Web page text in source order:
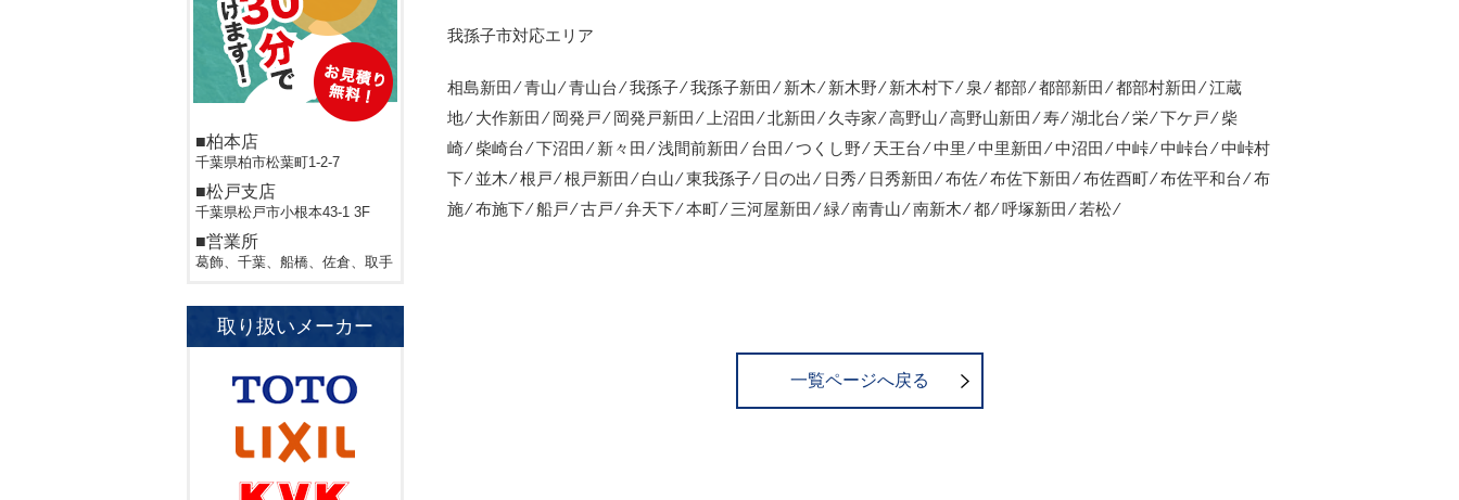
我孫子市対応エリア
相島新田 ⁄ 青山 ⁄ 青山台 ⁄ 我孫子 ⁄ 我孫子新田 ⁄ 新木 ⁄ 新木野 ⁄ 新木村下 ⁄ 泉 ⁄ 都部 ⁄ 都部新田 ⁄ 都部村新田 ⁄ 江蔵
地 ⁄ 大作新田 ⁄ 岡発戸 ⁄ 岡発戸新田 ⁄ 上沼田 ⁄ 北新田 ⁄ 久寺家 ⁄ 高野山 ⁄ 高野山新田 ⁄ 寿 ⁄ 湖北台 ⁄ 栄 ⁄ 下ケ戸 ⁄ 柴
崎 ⁄ 柴崎台 ⁄ 下沼田 ⁄ 新々田 ⁄ 浅間前新田 ⁄ 台田 ⁄ つくし野 ⁄ 天王台 ⁄ 中里 ⁄ 中里新田 ⁄ 中沼田 ⁄ 中峠 ⁄ 中峠台 ⁄ 中峠村
下 ⁄ 並木 ⁄ 根戸 ⁄ 根戸新田 ⁄ 白山 ⁄ 東我孫子 ⁄ 日の出 ⁄ 日秀 ⁄ 日秀新田 ⁄ 布佐 ⁄ 布佐下新田 ⁄ 布佐酉町 ⁄ 布佐平和台 ⁄ 布
施 ⁄ 布施下 ⁄ 船戸 ⁄ 古戸 ⁄ 弁天下 ⁄ 本町 ⁄ 三河屋新田 ⁄ 緑 ⁄ 南青山 ⁄ 南新木 ⁄ 都 ⁄ 呼塚新田 ⁄ 若松 ⁄
一覧ページへ戻る
■柏本店
千葉県柏市松葉町1-2-7
■松戸支店
千葉県松戸市小根本43-1 3F
■営業所
葛飾、千葉、船橋、佐倉、取手
取り扱いメーカー